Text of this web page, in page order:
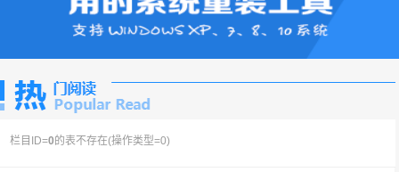
栏目ID=0的表不存在(操作类型=0)